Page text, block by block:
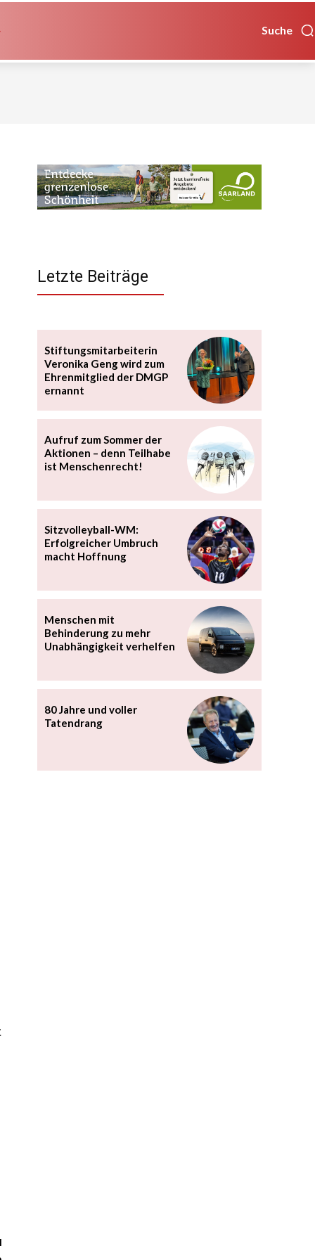
Suche
Letzte Beiträge
Stiftungsmitarbeiterin
Veronika Geng wird zum
Ehrenmitglied der DMGP
ernannt
Aufruf zum Sommer der
Aktionen – denn Teilhabe
ist Menschenrecht!
Sitzvolleyball-WM:
Erfolgreicher Umbruch
macht Hoffnung
Menschen mit
Behinderung zu mehr
Unabhängigkeit verhelfen
80 Jahre und voller
Tatendrang